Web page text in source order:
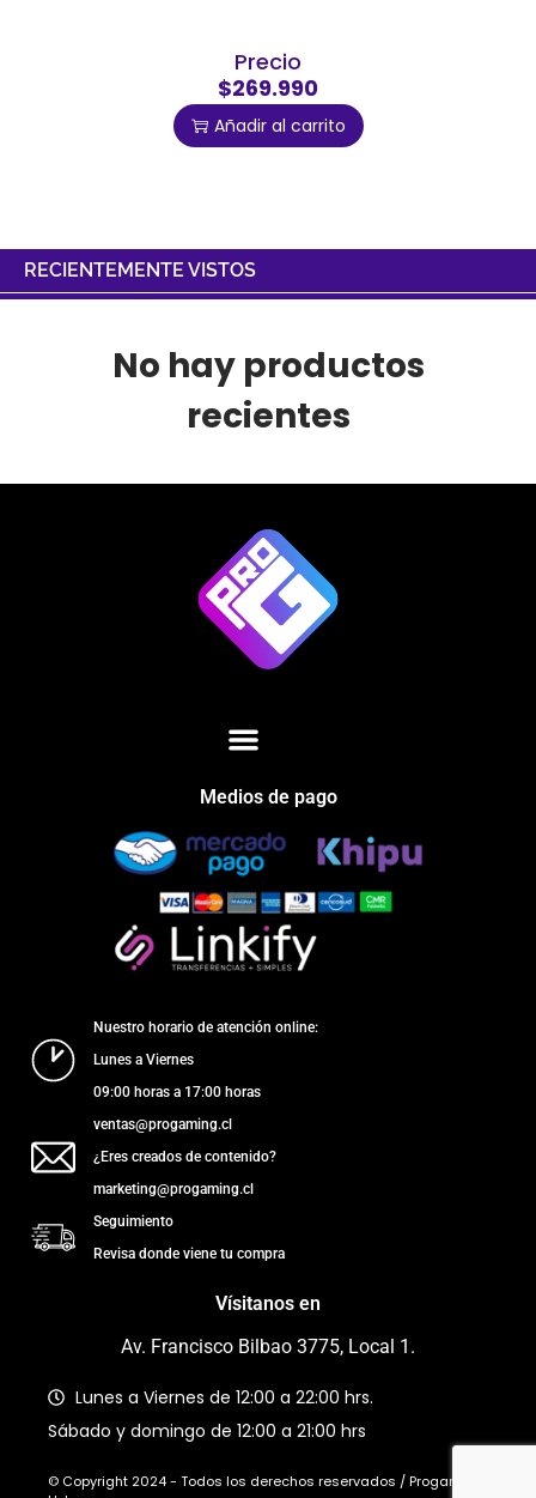
Precio
$269.990
Añadir al carrito
RECIENTEMENTE VISTOS
No hay productos
recientes
Medios de pago
Nuestro horario de atención online:
Lunes a Viernes
09:00 horas a 17:00 horas
ventas@progaming.cl
¿Eres creados de contenido?
marketing@progaming.cl
Seguimiento
Revisa donde viene tu compra
Vísitanos en
Av. Francisco Bilbao 3775, Local 1.
Lunes a Viernes de 12:00 a 22:00 hrs.
Sábado y domingo de 12:00 a 21:00 hrs
© Copyright 2024 - Todos los derechos reservados / Progaming